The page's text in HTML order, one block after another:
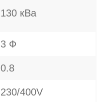
130 кВа
3 Ф
0.8
230/400V